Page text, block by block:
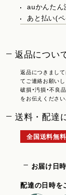
auかんたん
あと払い(
返品につい
返品につきまし
てご連絡お願いし
破損・汚損・不良
をお伝えください
送料・配達
全国送料無料
お届け日
配達の日時を